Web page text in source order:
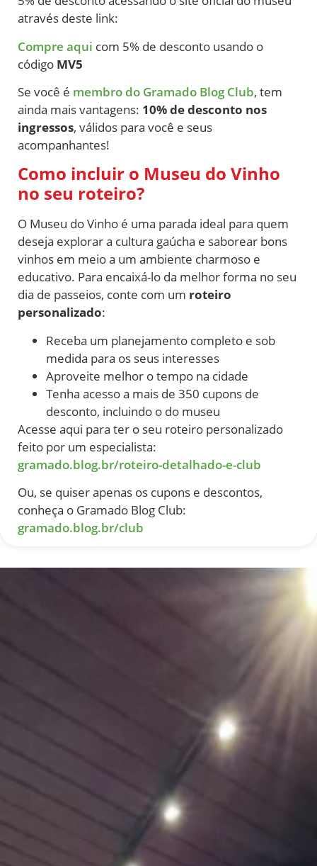
através deste link:
Compre aqui com 5% de desconto usando o
código MV5
Se você é membro do Gramado Blog Club, tem
ainda mais vantagens: 10% de desconto nos
ingressos, válidos para você e seus
acompanhantes!
Como incluir o Museu do Vinho
no seu roteiro?
O Museu do Vinho é uma parada ideal para quem
deseja explorar a cultura gaúcha e saborear bons
vinhos em meio a um ambiente charmoso e
educativo. Para encaixá-lo da melhor forma no seu
dia de passeios, conte com um roteiro
personalizado:
Receba um planejamento completo e sob
medida para os seus interesses
Aproveite melhor o tempo na cidade
Tenha acesso a mais de 350 cupons de
desconto, incluindo o do museu
Acesse aqui para ter o seu roteiro personalizado
feito por um especialista:
gramado.blog.br/roteiro-detalhado-e-club
Ou, se quiser apenas os cupons e descontos,
conheça o Gramado Blog Club:
gramado.blog.br/club